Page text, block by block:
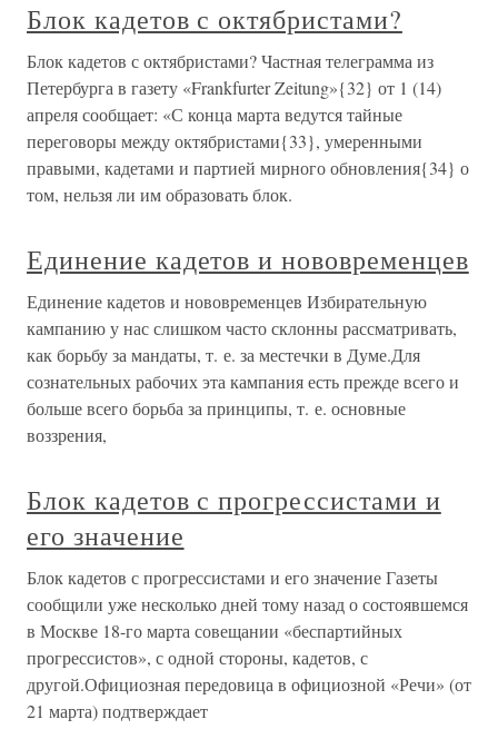
Блок кадетов с октябристами?
Блок кадетов с октябристами? Частная телеграмма из
Петербурга в газету «Frankfurter Zeitung»{32} от 1 (14)
апреля сообщает: «С конца марта ведутся тайные
переговоры между октябристами{33}, умеренными
правыми, кадетами и партией мирного обновления{34} о
том, нельзя ли им образовать блок.
Единение кадетов и нововременцев
Единение кадетов и нововременцев Избирательную
кампанию у нас слишком часто склонны рассматривать,
как борьбу за мандаты, т. е. за местечки в Думе.Для
сознательных рабочих эта кампания есть прежде всего и
больше всего борьба за принципы, т. е. основные
воззрения,
Блок кадетов с прогрессистами и
его значение
Блок кадетов с прогрессистами и его значение Газеты
сообщили уже несколько дней тому назад о состоявшемся
в Москве 18-го марта совещании «беспартийных
прогрессистов», с одной стороны, кадетов, с
другой.Официозная передовица в официозной «Речи» (от
21 марта) подтверждает